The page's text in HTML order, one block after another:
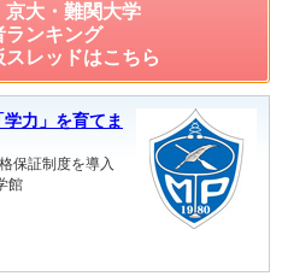
京大・難関大学
ランキング
スレッドはこちら